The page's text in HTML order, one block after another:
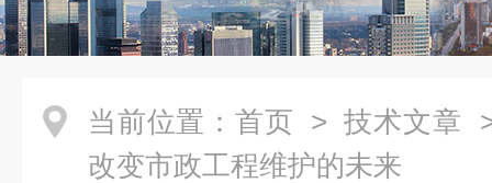
当前位置： 首页 > 技术文章
改变市政工程维护的未来